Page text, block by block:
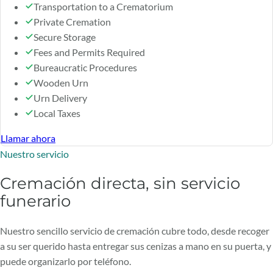
Transportation to a Crematorium
Private Cremation
Secure Storage
Fees and Permits Required
Bureaucratic Procedures
Wooden Urn
Urn Delivery
Local Taxes
Llamar ahora
Nuestro servicio
Cremación directa, sin servicio
funerario
Nuestro sencillo servicio de cremación cubre todo, desde recoger
a su ser querido hasta entregar sus cenizas a mano en su puerta, y
puede organizarlo por teléfono.